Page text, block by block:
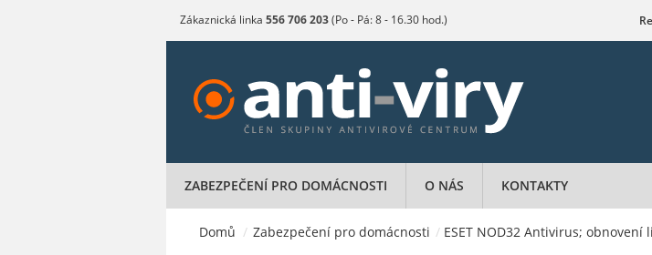
Zákaznická linka 556 706 203(Po - Pá: 8 - 16.30 hod.)
ZABEZPEČENÍ PRO DOMÁCNOSTI O NÁS KONTAKTY
Domů / Zabezpečení pro domácnosti / ESET NOD32 Antivirus;